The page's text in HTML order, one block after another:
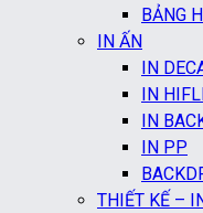
BẢNG
IN ẤN
IN
IN
IN
IN PP
THIẾT KẾ –